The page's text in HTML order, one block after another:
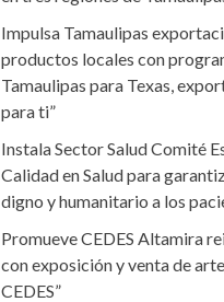
Impulsa Tamaulipas
productos locales con
Tamaulipas para Texas,
para ti”
Instala Sector Salud Comité
Calidad en Salud para
digno y humanitario a los
Promueve CEDES Altamira
con exposición y venta de
CEDES”